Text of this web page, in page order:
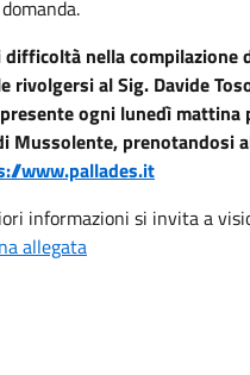
difficoltà nella compilazione
rivolgersi al Sig. Davide
ogni lunedì mattina
Mussolente, prenotandosi
www.pallades.it
informazioni si invita a
allegata